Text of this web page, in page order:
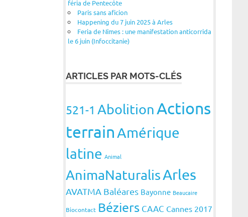
féria de Pentecôte
Paris sans aficion
Happening du 7 juin 2025 à Arles
Feria de Nîmes : une manifestation anticorrida
le 6 juin (Infoccitanie)
ARTICLES PAR MOTS-CLÉS
521-1 AbolitionActions
terrainAmérique
latine Animal
AnimaNaturalisArles
AVATMA Baléares Bayonne Beaucaire
Biocontact Béziers CAAC Cannes 2017